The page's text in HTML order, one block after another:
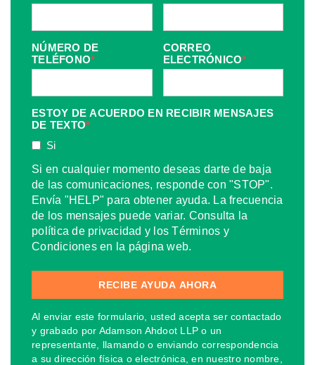
NÚMERO DE
TELÉFONO*
CORREO
ELECTRÓNICO*
ESTOY DE ACUERDO EN RECIBIR MENSAJES
DE TEXTO*
Si
Si en cualquier momento deseas darte de baja
de las comunicaciones, responde con "STOP".
Envía "HELP" para obtener ayuda. La frecuencia
de los mensajes puede variar. Consulta la
política de privacidad y los Términos y
Condiciones en la página web.
Al enviar este formulario, usted acepta ser contactado
y grabado por Adamson Ahdoot LLP o un
representante, llamando o enviando correspondencia
a su dirección física o electrónica, en nuestro nombre,